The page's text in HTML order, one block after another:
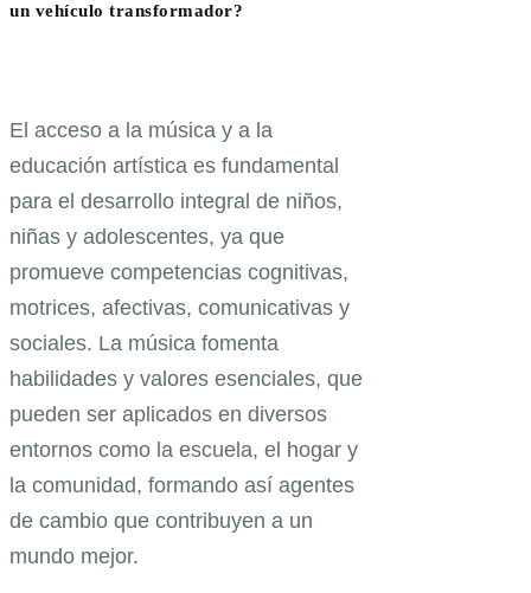
un vehículo transformador?
El acceso a la música y a la
educación artística es fundamental
para el desarrollo integral de niños,
niñas y adolescentes, ya que
promueve competencias cognitivas,
motrices, afectivas, comunicativas y
sociales. La música fomenta
habilidades y valores esenciales, que
pueden ser aplicados en diversos
entornos como la escuela, el hogar y
la comunidad, formando así agentes
de cambio que contribuyen a un
mundo mejor.